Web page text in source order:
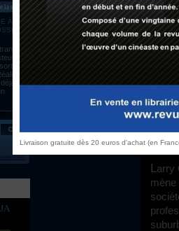
du
en
une
la suite
il était
Grâce à cet énorme succès, les Coen n'ont, du moins en ce moment, plus
rien
et où
Man
y
entier
Livraison gratuite dès 20 euros d'achat (en